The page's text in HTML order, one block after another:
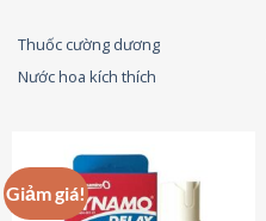
Thuốc cường dương
Nước hoa kích thích
Giảm giá!